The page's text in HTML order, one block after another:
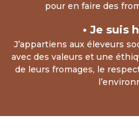
pour en faire des
• Je suis
J’appartiens aux éleveurs
avec des valeurs et une
de leurs fromages, le